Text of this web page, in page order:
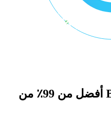
ما الذي يجعل Bitrix24 أفضل من 99٪ من